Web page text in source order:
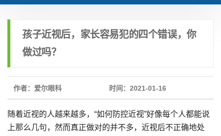
孩子近视后，家长容易犯的四个错误，你
做过吗？
作者：爱尔眼科 时间：2021-01-16
随着近视的人越来越多，“如何防控近视”好像每个人都能说
上那么几句，然而真正做对的并不多，近视后不正确地处